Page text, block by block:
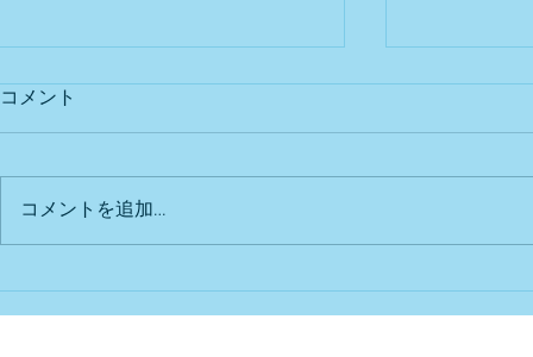
出店予定
コメント
コメントを追加…